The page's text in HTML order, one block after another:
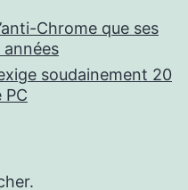
Chrome que ses
soudainement 20
PC